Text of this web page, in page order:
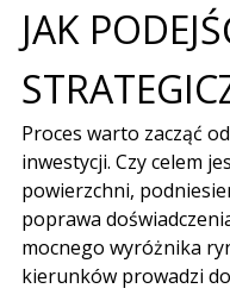
JAK
Proces warto zacząć
inwestycji. Czy celem
powierzchni,
poprawa
mocnego wyróżnika
kierunków prowadzi